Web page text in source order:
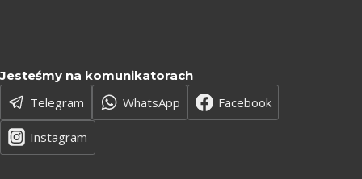
Jesteśmy na komunikatorach
Telegram WhatsApp Facebook
Instagram